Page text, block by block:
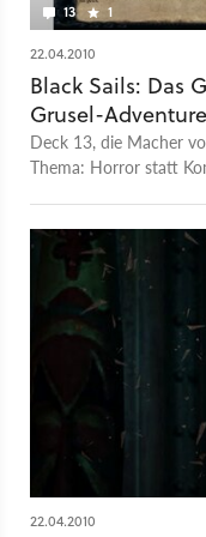
13 1
22.04.2010
Black Sails: Das
Grusel-
Deck 13, die Macher
Thema: Horror statt
22.04.2010